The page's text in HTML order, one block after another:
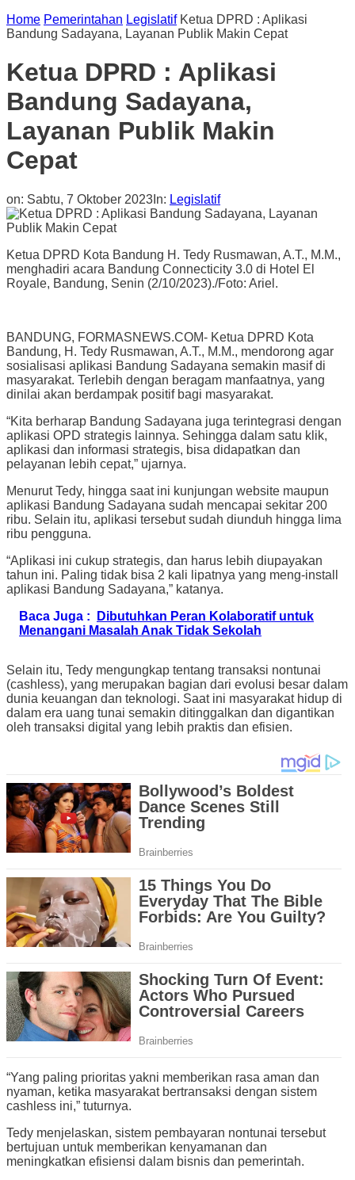
Home Pemerintahan Legislatif Ketua DPRD : Aplikasi
Bandung Sadayana, Layanan Publik Makin Cepat
Ketua DPRD : Aplikasi
Bandung Sadayana,
Layanan Publik Makin
Cepat
on: Sabtu, 7 Oktober 2023 In: Legislatif
Ketua DPRD Kota Bandung H. Tedy Rusmawan, A.T., M.M.,
menghadiri acara Bandung Connecticity 3.0 di Hotel El
Royale, Bandung, Senin (2/10/2023)./Foto: Ariel.
BANDUNG, FORMASNEWS.COM- Ketua DPRD Kota
Bandung, H. Tedy Rusmawan, A.T., M.M., mendorong agar
sosialisasi aplikasi Bandung Sadayana semakin masif di
masyarakat. Terlebih dengan beragam manfaatnya, yang
dinilai akan berdampak positif bagi masyarakat.
“Kita berharap Bandung Sadayana juga terintegrasi dengan
aplikasi OPD strategis lainnya. Sehingga dalam satu klik,
aplikasi dan informasi strategis, bisa didapatkan dan
pelayanan lebih cepat,” ujarnya.
Menurut Tedy, hingga saat ini kunjungan website maupun
aplikasi Bandung Sadayana sudah mencapai sekitar 200
ribu. Selain itu, aplikasi tersebut sudah diunduh hingga lima
ribu pengguna.
“Aplikasi ini cukup strategis, dan harus lebih diupayakan
tahun ini. Paling tidak bisa 2 kali lipatnya yang meng-install
aplikasi Bandung Sadayana,” katanya.
Baca Juga :
Dibutuhkan Peran Kolaboratif untuk
Menangani Masalah Anak Tidak Sekolah
Selain itu, Tedy mengungkap tentang transaksi nontunai
(cashless), yang merupakan bagian dari evolusi besar dalam
dunia keuangan dan teknologi. Saat ini masyarakat hidup di
dalam era uang tunai semakin ditinggalkan dan digantikan
oleh transaksi digital yang lebih praktis dan efisien.
“Yang paling prioritas yakni memberikan rasa aman dan
nyaman, ketika masyarakat bertransaksi dengan sistem
cashless ini,” tuturnya.
Tedy menjelaskan, sistem pembayaran nontunai tersebut
bertujuan untuk memberikan kenyamanan dan
meningkatkan efisiensi dalam bisnis dan pemerintah.